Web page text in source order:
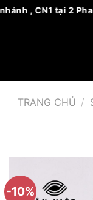
CN1 tại 2 Phan
TRANG CHỦ /
-10%